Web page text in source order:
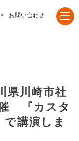
お問い合わせ
県川崎市社
『カスタ
講演しま